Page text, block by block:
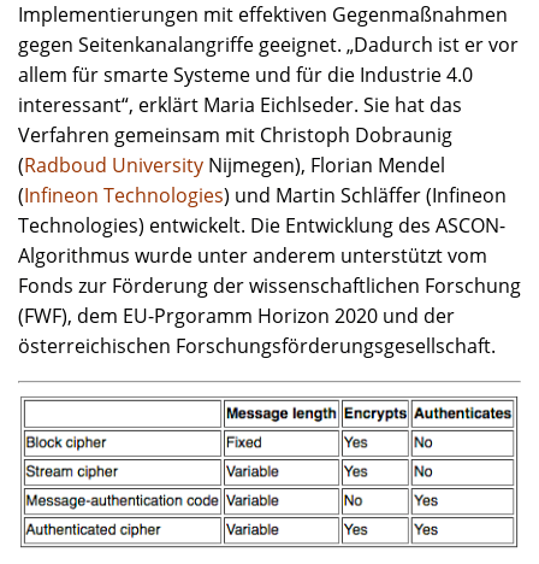
Implementierungen mit effektiven Gegenmaßnahmen
gegen Seitenkanalangriffe geeignet. „Dadurch ist er vor
allem für smarte Systeme und für die Industrie 4.0
interessant“, erklärt Maria Eichlseder. Sie hat das
Verfahren gemeinsam mit Christoph Dobraunig
(Radboud University Nijmegen), Florian Mendel
(Infineon Technologies) und Martin Schläffer (Infineon
Technologies) entwickelt. Die Entwicklung des ASCON-
Algorithmus wurde unter anderem unterstützt vom
Fonds zur Förderung der wissenschaftlichen Forschung
(FWF), dem EU-Prgoramm Horizon 2020 und der
österreichischen Forschungsförderungsgesellschaft.